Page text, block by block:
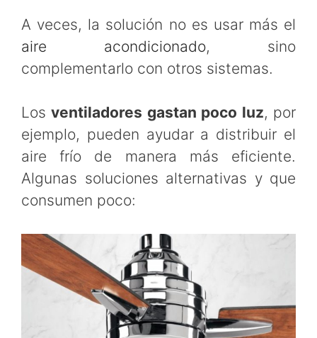
A veces, la solución no es usar más el
aire acondicionado, sino
complementarlo con otros sistemas.
Losventiladores gastan poco luz, por
ejemplo, pueden ayudar a distribuir el
aire frío de manera más eficiente.
Algunas soluciones alternativas y que
consumen poco: